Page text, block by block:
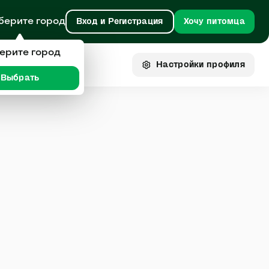
город Вход и Регистрация Хочу питомца
Настройки профиля
город
Выбрать